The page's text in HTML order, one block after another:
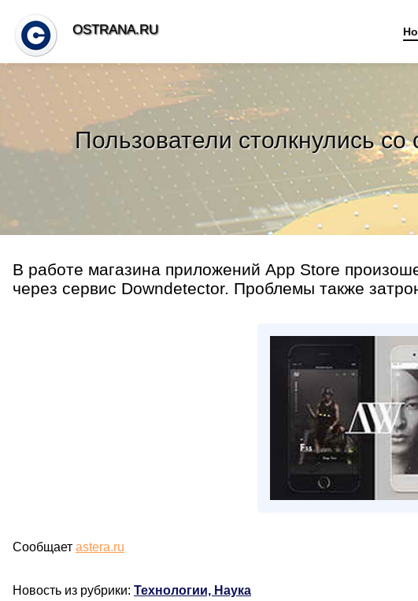
Пользователи столкнулись
В работе магазина приложений App Store
через сервис Downdetector. Проблемы также
Сообщает astera.ru
Новость из рубрики: Технологии, Наука
OSTRANA.RU